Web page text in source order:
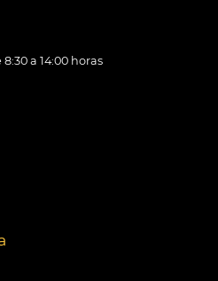
a 14:00 horas